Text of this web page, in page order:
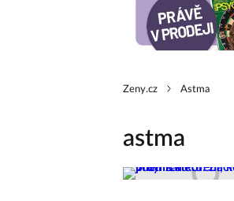
Zeny.cz Astma
astma